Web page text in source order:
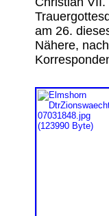
am 26.
Nähere,